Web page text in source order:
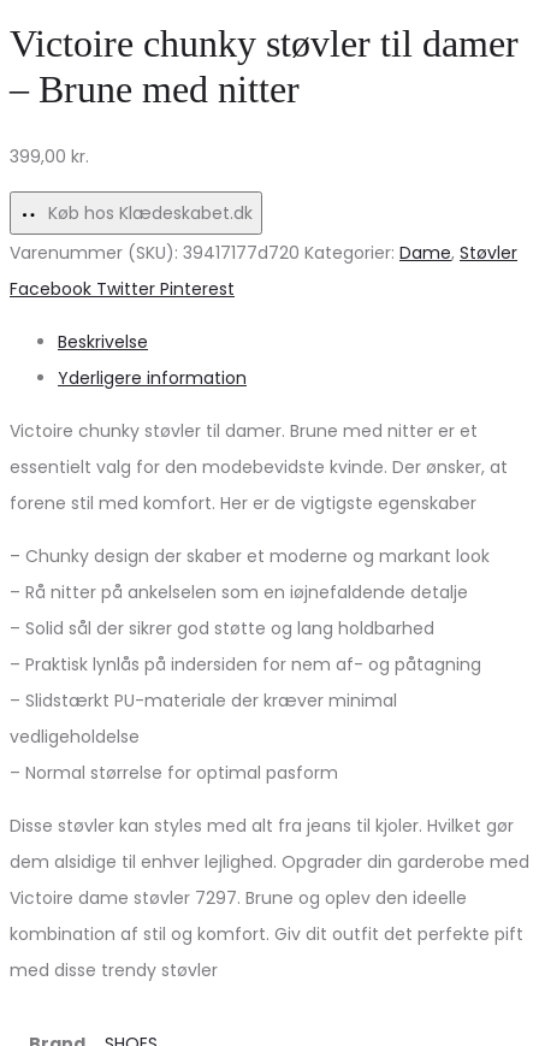
Victoire chunky støvler til damer
– Brune med nitter
399,00 kr.
Køb hos Klædeskabet.dk
Varenummer (SKU): 39417177d720 Kategorier: Dame, Støvler
Share
Facebook Twitter Pinterest
Beskrivelse
Yderligere information
Victoire chunky støvler til damer. Brune med nitter er et
essentielt valg for den modebevidste kvinde. Der ønsker, at
forene stil med komfort. Her er de vigtigste egenskaber
– Chunky design der skaber et moderne og markant look
– Rå nitter på ankelselen som en iøjnefaldende detalje
– Solid sål der sikrer god støtte og lang holdbarhed
– Praktisk lynlås på indersiden for nem af- og påtagning
– Slidstærkt PU-materiale der kræver minimal
vedligeholdelse
– Normal størrelse for optimal pasform
Disse støvler kan styles med alt fra jeans til kjoler. Hvilket gør
dem alsidige til enhver lejlighed. Opgrader din garderobe med
Victoire dame støvler 7297. Brune og oplev den ideelle
kombination af stil og komfort. Giv dit outfit det perfekte pift
med disse trendy støvler